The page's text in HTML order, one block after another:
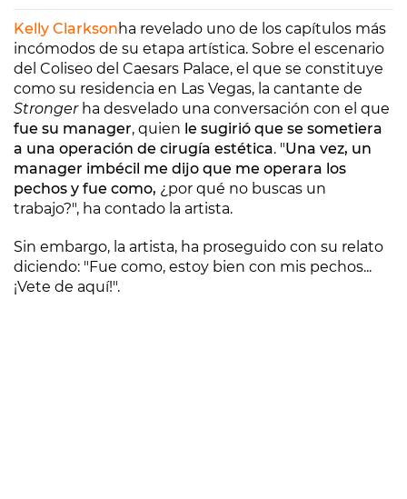
Kelly Clarksonha revelado uno de los capítulos más
incómodos de su etapa artística. Sobre el escenario
del Coliseo del Caesars Palace, el que se constituye
como su residencia en Las Vegas, la cantante de
Stronger ha desvelado una conversación con el que
fue su manager, quien le sugirió que se sometiera
a una operación de cirugía estética. "Una vez, un
manager imbécil me dijo que me operara los
pechos y fue como, ¿por qué no buscas un
trabajo?", ha contado la artista.
Sin embargo, la artista, ha proseguido con su relato
diciendo: "Fue como, estoy bien con mis pechos...
¡Vete de aquí!".